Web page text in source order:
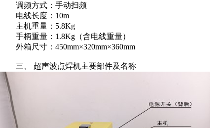
调频方式：手动扫频
电线长度：10m
主机重量：5.8Kg
手柄重量：1.8Kg（含电线重量）
外箱尺寸：450mm×320mm×360mm
三、 超声波点焊机主要部件及名称